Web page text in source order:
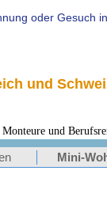
und
und
Mini-